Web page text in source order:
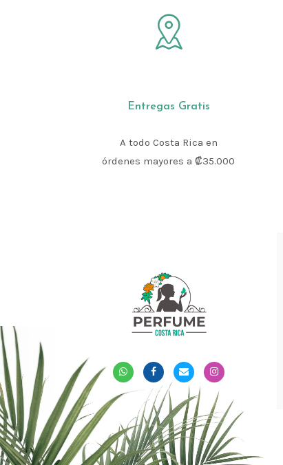
Entregas Gratis
A todo Costa Rica en
órdenes mayores a ₡35.000